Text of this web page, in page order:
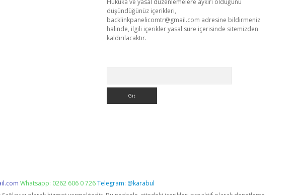
Hukuka ve yasal düzenlemelere aykırı olduğunu
düşündüğünüz içerikleri,
backlinkpanelicomtr@gmail.com adresine bildirmeniz
halinde, ilgili içerikler yasal süre içerisinde sitemizden
kaldırılacaktır.
Whatsapp: 0262 606 0 726Telegram: @karabul